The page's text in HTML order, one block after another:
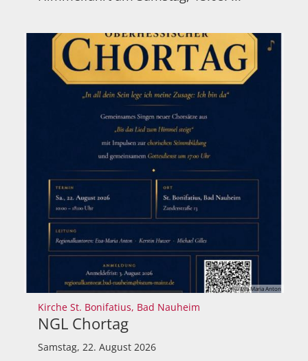
© Eva Maria Anton
Kirche St. Bonifatius, Bad Nauheim
NGL Chortag
Samstag, 22. August 2026